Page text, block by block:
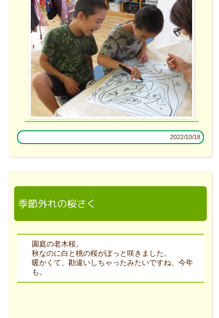
2022/10/18
季節外れの桜さく
園庭の老木桜。
秋なのに白と桃の桜がぽっと咲きました。
暖かくて、勘違いしちゃったみたいですね、今年
も。